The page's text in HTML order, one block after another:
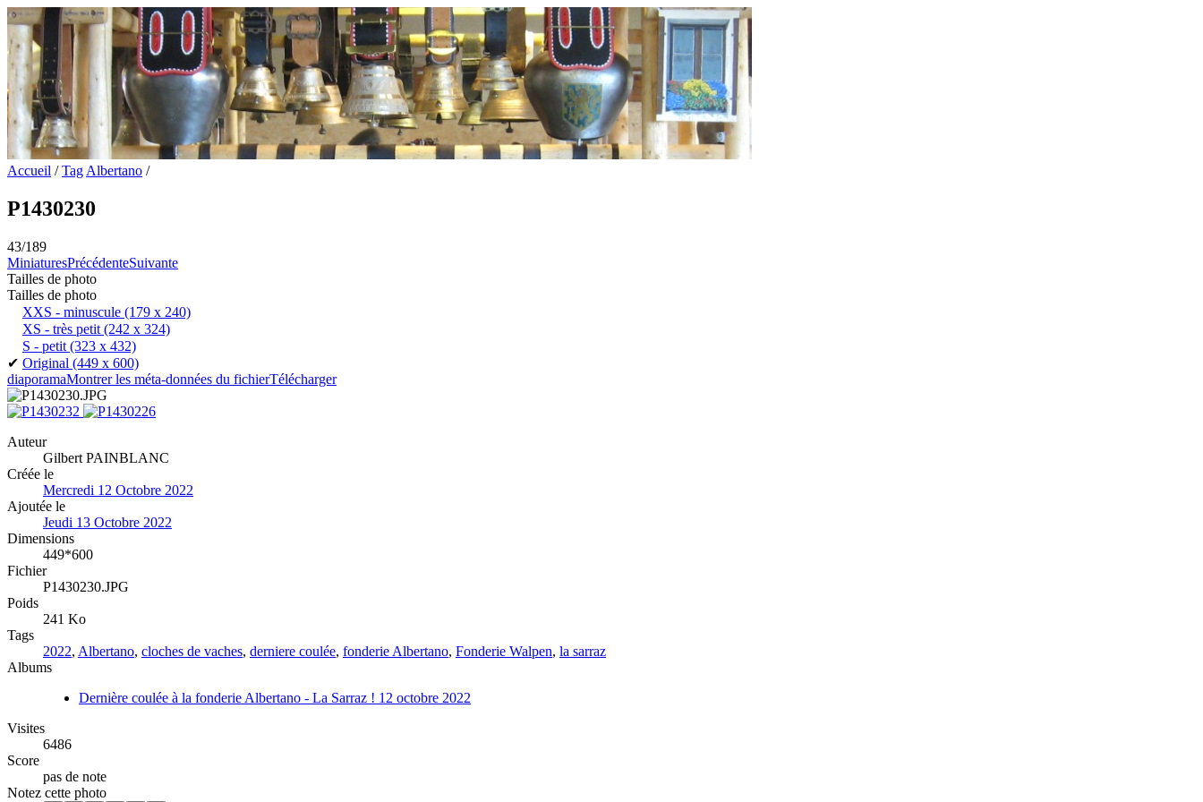
Accueil /Tag Albertano /
P1430230
43/189
MiniaturesPrécédenteSuivante
Tailles de photo
Tailles de photo
XXS - minuscule (179 x 240)
XS - très petit (242 x 324)
S - petit (323 x 432)
✔ Original (449 x 600)
diaporamaMontrer les méta-données du fichierTélécharger
Auteur
Gilbert PAINBLANC
Créée le
Mercredi 12 Octobre 2022
Ajoutée le
Jeudi 13 Octobre 2022
Dimensions
449*600
Fichier
P1430230.JPG
Poids
241 Ko
Tags
2022, Albertano, cloches de vaches, derniere coulée, fonderie Albertano, Fonderie Walpen, la sarraz
Albums
Dernière coulée à la fonderie Albertano - La Sarraz ! 12 octobre 2022
Visites
6486
Score
pas de note
Notez cette photo